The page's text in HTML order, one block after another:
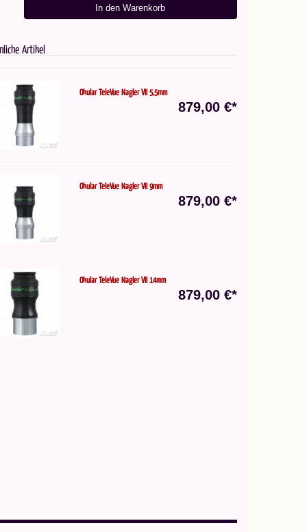
In den Warenkorb
Artikel
Okular TeleVue Nagler VII 5,5mm
879,00 €*
Okular TeleVue Nagler VII 9mm
879,00 €*
Okular TeleVue Nagler VII 14mm
879,00 €*